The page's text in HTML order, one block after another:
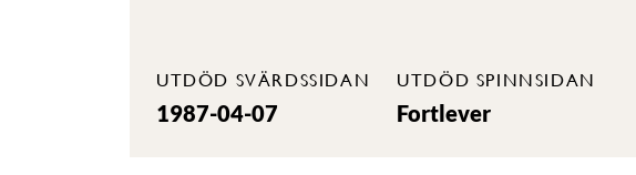
UTDÖD SVÄRDSSIDAN
1987-04-07
UTDÖD SPINNSIDAN
Fortlever